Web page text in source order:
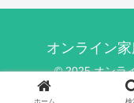
オンライン
© 2025 オンラ
ホーム 検